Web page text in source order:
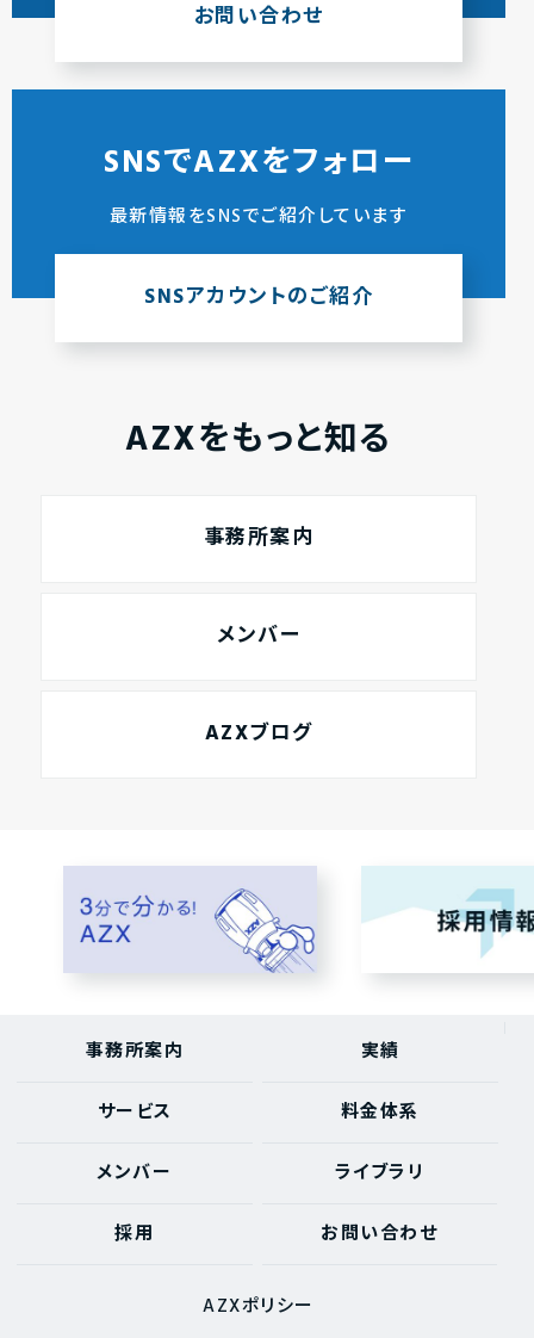
お問い合わせ
SNSでAZXをフォロー
最新情報をSNSでご紹介しています
SNSアカウントのご紹介
AZXをもっと知る
事務所案内
メンバー
AZXブログ
事務所案内 実績
サービス 料金体系
メンバー ライブラリ
採用 お問い合わせ
AZXポリシー